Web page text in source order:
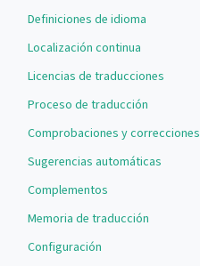
Definiciones de idioma
Localización continua
Licencias de traducciones
Proceso de traducción
Comprobaciones y correcciones
Sugerencias automáticas
Complementos
Memoria de traducción
Configuración